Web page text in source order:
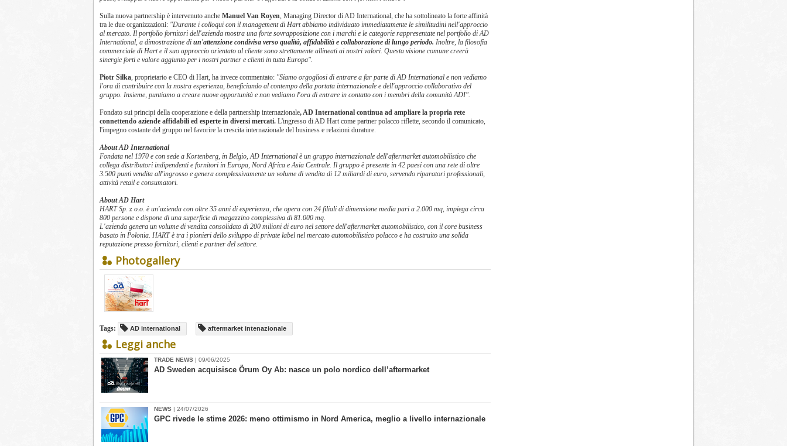
Sulla nuova partnership è intervenuto anche Manuel Van Royen, Managing Director di AD International, che ha sottolineato la forte affinità
tra le due organizzazioni: "Durante i colloqui con il management di Hart abbiamo individuato immediatamente le similitudini nell'approccio
al mercato. Il portfolio fornitori dell'azienda mostra una forte sovrapposizione con i marchi e le categorie rappresentate nel portfolio di AD
International, a dimostrazione di un'attenzione condivisa verso qualità, affidabilità e collaborazione di lungo periodo. Inoltre, la filosofia
commerciale di Hart e il suo approccio orientato al cliente sono strettamente allineati ai nostri valori. Questa visione comune creerà
sinergie forti e valore aggiunto per i nostri partner e clienti in tutta Europa".
Piotr Siłka, proprietario e CEO di Hart, ha invece commentato: "Siamo orgogliosi di entrare a far parte di AD International e non vediamo
l'ora di contribuire con la nostra esperienza, beneficiando al contempo della portata internazionale e dell'approccio collaborativo del
gruppo. Insieme, puntiamo a creare nuove opportunità e non vediamo l'ora di entrare in contatto con i membri della comunità ADI".
Fondato sui principi della cooperazione e della partnership internazionale, AD International continua ad ampliare la propria rete
connettendo aziende affidabili ed esperte in diversi mercati. L'ingresso di AD Hart come partner polacco riflette, secondo il comunicato,
l'impegno costante del gruppo nel favorire la crescita internazionale del business e relazioni durature.
About AD International
Fondata nel 1970 e con sede a Kortenberg, in Belgio, AD International è un gruppo internazionale dell'aftermarket automobilistico che
collega distributori indipendenti e fornitori in Europa, Nord Africa e Asia Centrale. Il gruppo è presente in 42 paesi con una rete di oltre
3.500 punti vendita all'ingrosso e genera complessivamente un volume di vendita di 12 miliardi di euro, servendo riparatori professionali,
attività retail e consumatori.
About AD Hart
HART Sp. z o.o. è un'azienda con oltre 35 anni di esperienza, che opera con 24 filiali di dimensione media pari a 2.000 mq, impiega circa
800 persone e dispone di una superficie di magazzino complessiva di 81.000 mq.
L'azienda genera un volume di vendita consolidato di 200 milioni di euro nel settore dell'aftermarket automobilistico, con il core business
basato in Polonia. HART è tra i pionieri dello sviluppo di private label nel mercato automobilistico polacco e ha costruito una solida
reputazione presso fornitori, clienti e partner del settore.
Photogallery
Tags: AD international aftermarket intenazionale
Leggi anche
TRADE NEWS | 09/06/2025
​AD Sweden acquisisce Örum Oy Ab: nasce un polo nordico dell’aftermarket
NEWS | 24/07/2026
​GPC rivede le stime 2026: meno ottimismo in Nord America, meglio a livello internazionale